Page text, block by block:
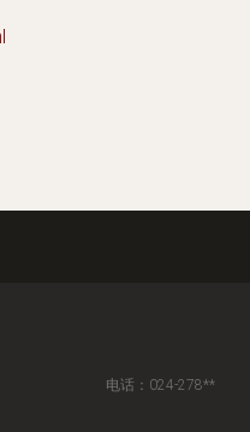
电话：024-278**